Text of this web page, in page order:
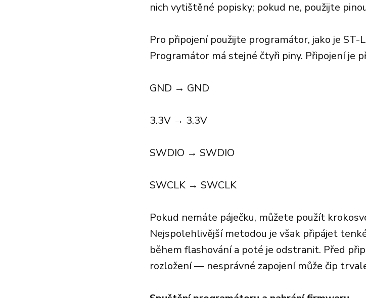
nich vytištěné popisky; pokud ne, použijte
Pro připojení použijte programátor, jako je ST-
Programátor má stejné čtyři piny. Připojení je
GND → GND
3.3V → 3.3V
SWDIO → SWDIO
SWCLK → SWCLK
Pokud nemáte páječku, můžete použít
Nejspolehlivější metodou je však připájet
během flashování a poté je odstranit. Před
rozložení — nesprávné zapojení může čip